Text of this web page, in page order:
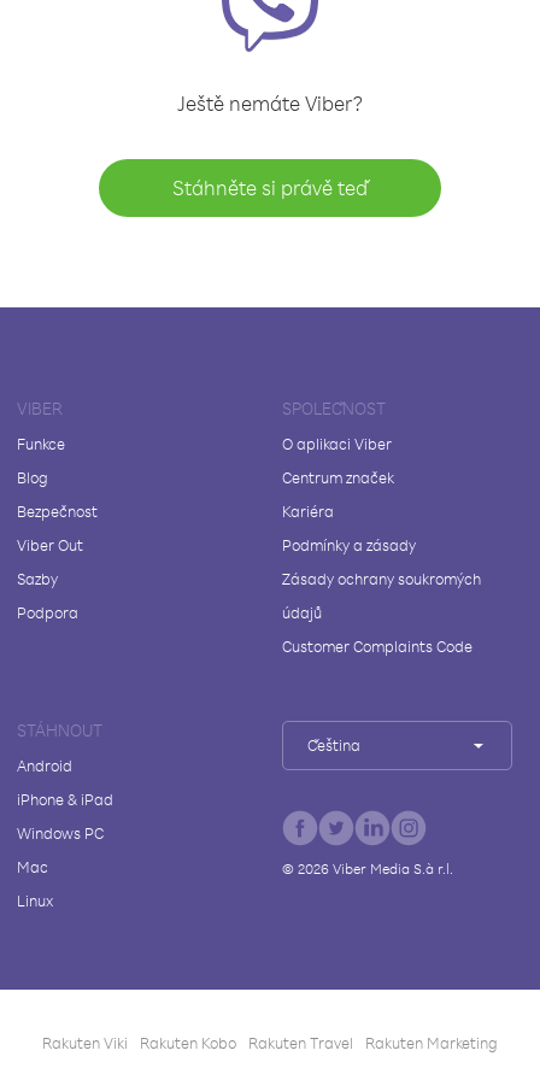
Ještě nemáte Viber?
Stáhněte si právě teď
VIBER
Funkce
Blog
Bezpečnost
Viber Out
Sazby
Podpora
SPOLEČNOST
O aplikaci Viber
Centrum značek
Kariéra
Podmínky a zásady
Zásady ochrany soukromých
údajů
Customer Complaints Code
STÁHNOUT
Android
iPhone & iPad
Windows PC
Mac
Linux
Čeština
© 2026Viber Media S.à r.l.
Rakuten Viki Rakuten Kobo Rakuten Travel Rakuten Marketing